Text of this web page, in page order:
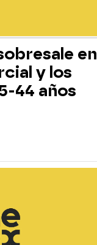
en
y los
44 años